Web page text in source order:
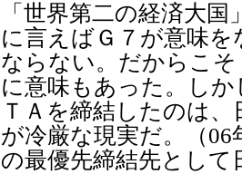
「世界第二の経済大
に言えばＧ７が意味
ならない。だからこ
に意味もあった。し
ＴＡを締結したのは
が冷厳な現実だ。（
の最優先締結先として